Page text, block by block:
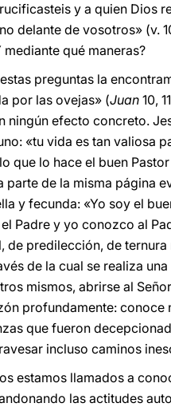
y a quien Dios
delante de vosotros» (v.
mediante qué maneras?
preguntas la
por las ovejas» (Juan 10,
ningún efecto concreto.
«tu vida es tan valiosa
que lo hace el buen
parte de la misma página
y fecunda: «Yo soy el
Padre y yo conozco al
de predilección, de
de la cual se realiza
mismos, abrirse al
profundamente:
que fueron
incluso caminos
estamos llamados a
las actitudes